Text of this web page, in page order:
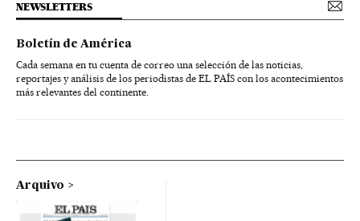
NEWSLETTERS
Boletín de América
Cada semana en tu cuenta de correo una selección de las noticias,
reportajes y análisis de los periodistas de EL PAÍS con los acontecimientos
más relevantes del continente.
Arquivo